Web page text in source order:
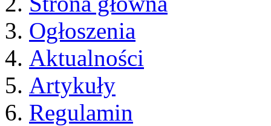
Ogłoszenia
Aktualności
Artykuły
Regulamin